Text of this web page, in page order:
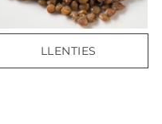
LLENTIES